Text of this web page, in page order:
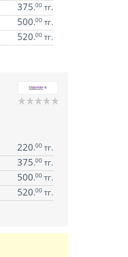
375.00тг.
500.00тг.
520.00тг.
220.00тг.
375.00тг.
500.00тг.
520.00тг.